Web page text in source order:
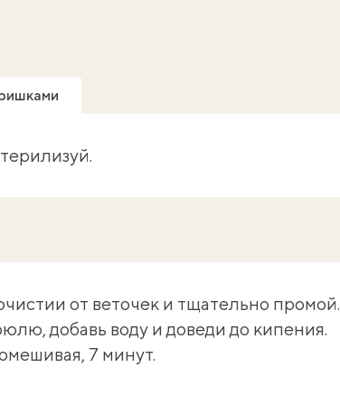
.
от веточек и тщательно промой.
добавь воду и доведи до кипения.
7 минут.